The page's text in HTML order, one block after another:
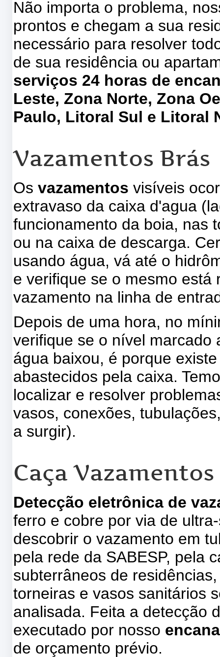
Não importa o problema,
prontos e chegam a sua
necessário para resolver
de sua residência ou
serviços 24 horas de
Leste, Zona Norte, Zona
Paulo, Litoral Sul e Litoral
Vazamentos Brás
Osvazamentos visíveis
extravaso da caixa d'agua
funcionamento da boia, nas
ou na caixa de descarga.
usando água, vá até o
e verifique se o mesmo está
vazamento na linha de
Depois de uma hora, no
verifique se o nível marcado
água baixou, é porque
abastecidos pela caixa.
localizar e resolver
vasos, conexões,
a surgir).
Caça
Detecção eletrônica de
ferro e cobre por via de
descobrir o vazamento em
pela rede da SABESP, pela
subterrâneos de
torneiras e vasos sanitários
analisada. Feita a detecção
executado por nosso
de orçamento prévio.